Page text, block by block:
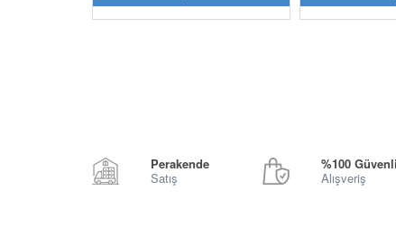
Perakende
Satış
%100 Güvenli
Alışveriş